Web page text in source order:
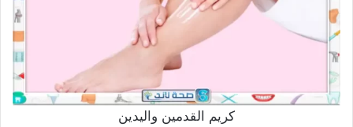
كريم القدمين واليدين